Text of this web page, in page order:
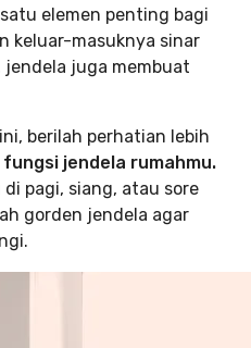
elemen penting bagi
keluar-masuknya sinar
jendela juga membuat
berilah perhatian lebih
jendela rumahmu.
pagi, siang, atau sore
gorden jendela agar